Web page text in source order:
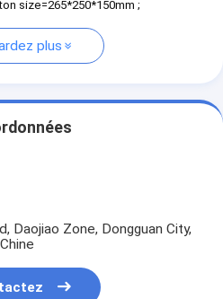
size=265*250*150mm ;
plus
Daojiao Zone, Dongguan City,